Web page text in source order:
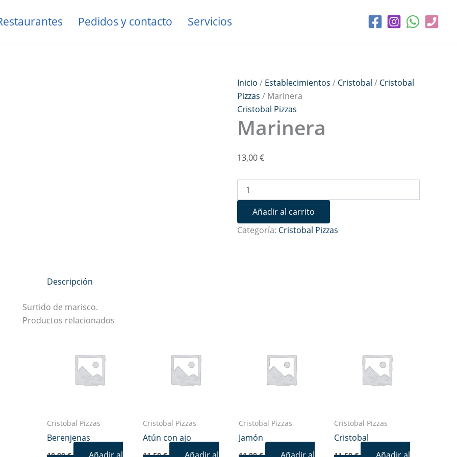
Pedidos y contacto Servicios
Inicio / Establecimientos / Cristobal / Cristobal
Pizzas / Marinera
Cristobal Pizzas
Marinera
13,00€
Añadir al carrito
Categoría: Cristobal Pizzas
Descripción
Surtido de marisco.
Productos relacionados
Cristobal Pizzas
Berenjenas
Cristobal Pizzas
Atún con ajo
Cristobal Pizzas
Jamón
Cristobal Pizzas
Cristobal